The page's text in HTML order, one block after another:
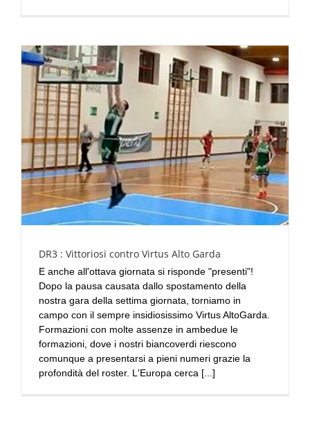
DR3 : Vittoriosi contro Virtus Alto Garda
E anche all'ottava giornata si risponde "presenti"!
Dopo la pausa causata dallo spostamento della
nostra gara della settima giornata, torniamo in
campo con il sempre insidiosissimo Virtus AltoGarda.
Formazioni con molte assenze in ambedue le
formazioni, dove i nostri biancoverdi riescono
comunque a presentarsi a pieni numeri grazie la
profondità del roster. L'Europa cerca [...]